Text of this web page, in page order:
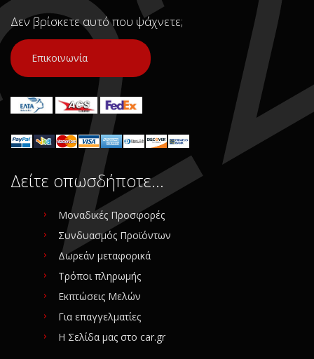
Δεν βρίσκετε αυτό που ψάχνετε;
Επικοινωνία
Δείτε οπωσδήποτε…
Μοναδικές Προσφορές
Συνδυασμός Προϊόντων
Δωρεάν μεταφορικά
Τρόποι πληρωμής
Εκπτώσεις Μελών
Για επαγγελματίες
Η Σελίδα μας στο car.gr